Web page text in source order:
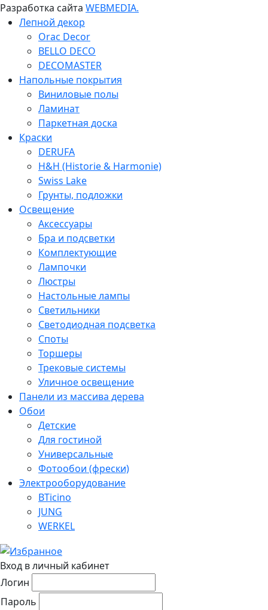
Разработка сайта WEBMEDIA.
Лепной декор
Orac Decor
BELLO DECO
DECOMASTER
Напольные покрытия
Виниловые полы
Ламинат
Паркетная доска
Краски
DERUFA
H&H (Historie & Harmonie)
Swiss Lake
Грунты, подложки
Освещение
Аксессуары
Бра и подсветки
Комплектующие
Лампочки
Люстры
Настольные лампы
Светильники
Светодиодная подсветка
Споты
Торшеры
Трековые системы
Уличное освещение
Панели из массива дерева
Обои
Детские
Для гостиной
Универсальные
Фотообои (фрески)
Электрооборудование
BTicino
JUNG
WERKEL
Вход в личный кабинет
Логин
Пароль